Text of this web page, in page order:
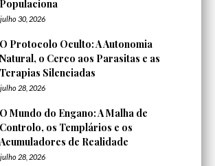
Populaciona
julho 30, 2026
O Protocolo Oculto: A Autonomia
Natural, o Cerco aos Parasitas e as
Terapias Silenciadas
julho 28, 2026
O Mundo do Engano: A Malha de
Controlo, os Templários e os
Acumuladores de Realidade
julho 28, 2026